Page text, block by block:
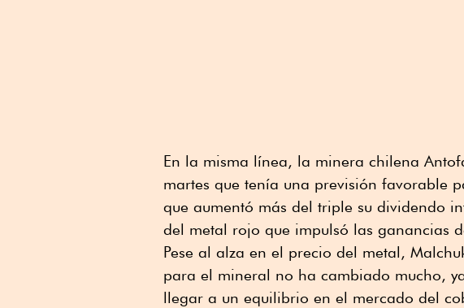
En la misma línea, la minera chilena
martes que tenía una previsión favorable
que aumentó más del triple su dividendo
del metal rojo que impulsó las ganancias
Pese al alza en el precio del metal,
para el mineral no ha cambiado mucho,
llegar a un equilibrio en el mercado del